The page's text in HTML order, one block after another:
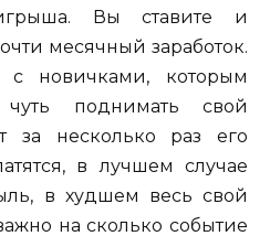
Вы ставите и
месячный заработок.
с новичками, которым
поднимать свой
за несколько раз его
в лучшем случае
в худшем весь свой
на сколько событие